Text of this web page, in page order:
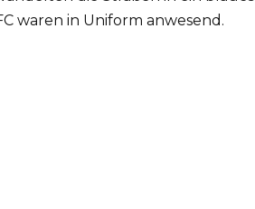
waren in Uniform anwesend.